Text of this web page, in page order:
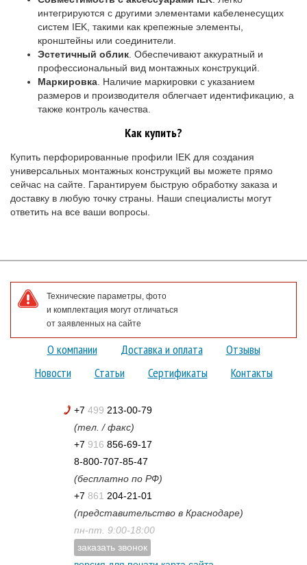
интегрируются с другими элементами кабеленесущих
систем IEK, такими как крепежные элементы,
кронштейны или соединители.
Эстетичный облик . Обеспечивают аккуратный и
профессиональный вид монтажных конструкций.
Маркировка . Наличие маркировки с указанием
размеров и производителя облегчает идентификацию, а
также контроль качества.
Как купить?
Купить перфорированные профили IEK для создания
универсальных монтажных конструкций вы можете прямо
сейчас на сайте. Гарантируем быструю обработку заказа и
доставку в любую точку страны. Наши специалисты могут
ответить на все ваши вопросы.
Технические параметры, фото
и комплектация могут отличаться
от заявленных на сайте
О компании Доставка и оплата
Отзывы
Новости
Статьи Сертификаты Контакты
+7 499 213-00-79
(тел. / факс)
+7 916 856-69-17
8-800-707-85-47
(бесплатно по РФ)
+7 861 204-21-01
(представительство в Краснодаре)
пн-пт. 9:00-18:00
заказать звонок